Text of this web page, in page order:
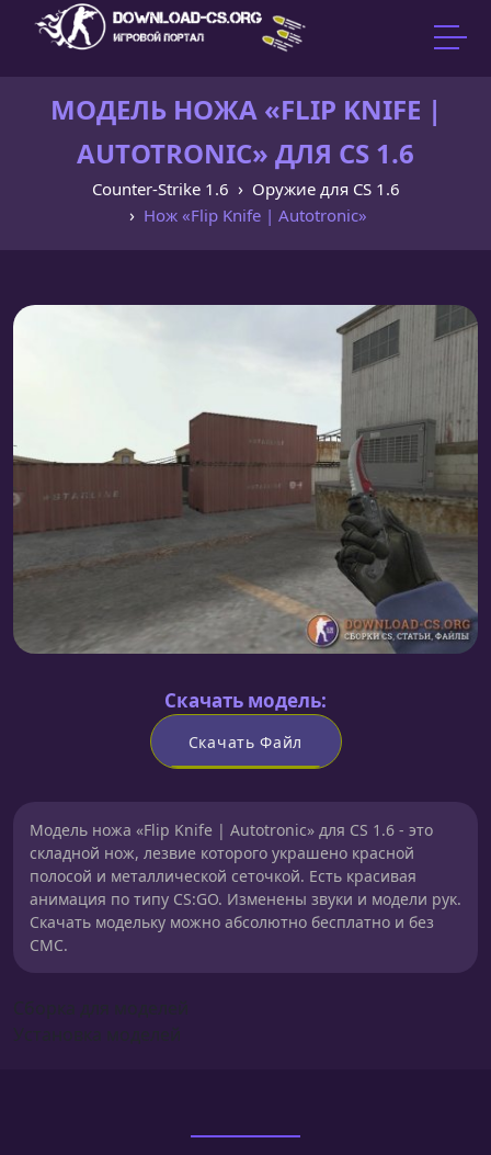
МОДЕЛЬ НОЖА «FLIP KNIFE |
AUTOTRONIC» ДЛЯ CS 1.6
Counter-Strike 1.6
Оружие для CS 1.6
Нож «Flip Knife | Autotronic»
Скачать модель:
Скачать Файл
Модель ножа «Flip Knife | Autotronic» для CS 1.6 - это
складной нож, лезвие которого украшено красной
полосой и металлической сеточкой. Есть красивая
анимация по типу CS:GO. Изменены звуки и модели рук.
Скачать модельку можно абсолютно бесплатно и без
СМС.